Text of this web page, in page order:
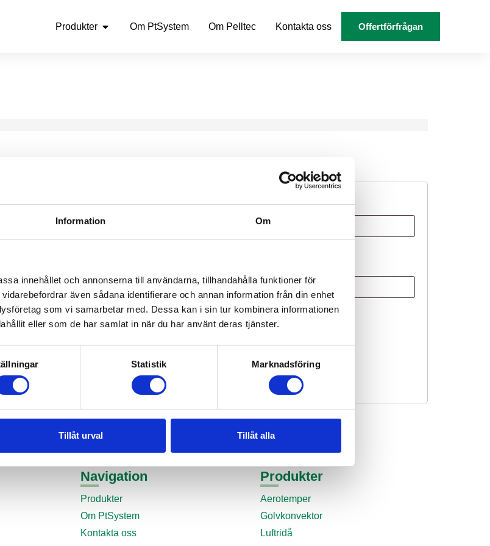
Information Om
innehållet och annonserna till användarna, tillhandahålla funktioner för
även sådana identifierare och annan information från din enhet
som vi samarbetar med. Dessa kan i sin tur kombinera informationen
eller som de har samlat in när du har använt deras tjänster.
Statistik Marknadsföring
Tillåt urval Tillåt alla
Produkter Om PtSystem Om Pelltec Kontakta oss Offertförfrågan
Navigation
Produkter
Om PtSystem
Kontakta oss
Produkter
Aerotemper
Golvkonvektor
Luftridå